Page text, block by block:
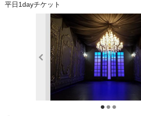
平日1dayチケット